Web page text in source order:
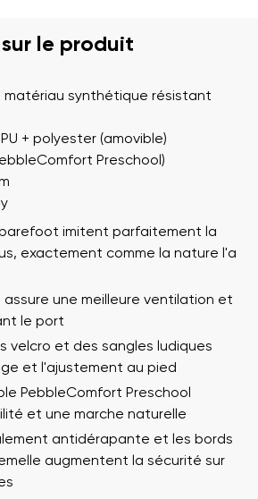
le produit
matériau synthétique résistant
+ polyester (amovible)
Preschool)
barefoot imitent parfaitement la
exactement comme la nature l'a
une meilleure ventilation et
le port
velcro et des sangles ludiques
et l'ajustement au pied
PebbleComfort Preschool
et une marche naturelle
antidérapante et les bords
augmentent la sécurité sur